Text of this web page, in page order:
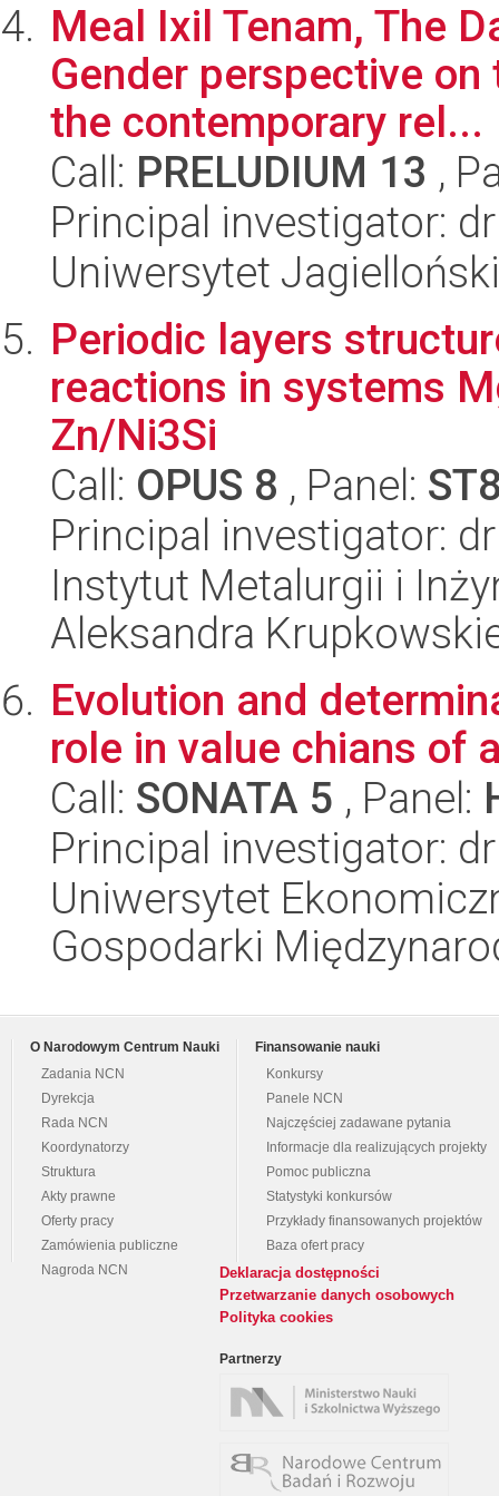
Meal Ixil Tenam, The
Gender perspective
the contemporary rel...
Call: PRELUDIUM 13 ,
Principal investigator:
Uniwersytet
Periodic layers
reactions in systems
Zn/Ni3Si
Call: OPUS 8 , Panel:
Principal investigator:
Instytut Metalurgii i
Aleksandra
Evolution and
role in value chians of
Call: SONATA 5 , Panel:
Principal investigator:
Uniwersytet
Gospodarki
O Narodowym Centrum Nauki
Zadania NCN
Dyrekcja
Rada NCN
Koordynatorzy
Struktura
Akty prawne
Oferty pracy
Zamówienia publiczne
Nagroda NCN
Finansowanie nauki
Konkursy
Panele NCN
Najczęściej zadawane pytania
Informacje dla realizujących projekty
Pomoc publiczna
Statystyki konkursów
Przykłady finansowanych projektów
Baza ofert pracy
Deklaracja dostępności
Przetwarzanie danych osobowych
Polityka cookies
Partnerzy